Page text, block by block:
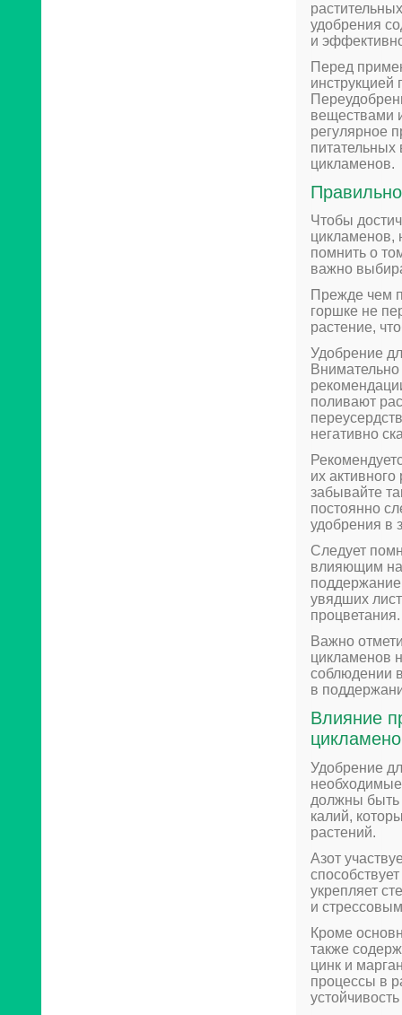
удобрения
и
Перед
инструкцией
веществами
регулярное
питательных
цикламенов.
Чтобы
цикламенов,
помнить о
важно
Прежде чем
горшке не
растение,
Удобрение
поливают
негативно
их
забывайте
постоянно
удобрения в
Следует
влияющим на
увядших
процветания.
Важно
цикламенов
соблюдении
в
Влияние
Удобрение
должны быть
калий,
растений.
Азот
укрепляет
и
Кроме
также
цинк и
процессы в
устойчивость